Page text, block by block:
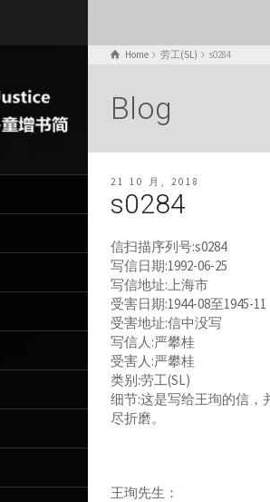
Home 劳工(SL) s0284
Blog
21 10 月, 2018
s0284
信扫描序列号:s0284
写信日期:1992-06-25
写信地址:上海市
受害日期:1944-08至1945-11
受害地址:信中没写
写信人:严攀桂
受害人:严攀桂
类别:劳工(SL)
细节:这是写给王珣的信，
尽折磨。
王珣先生：